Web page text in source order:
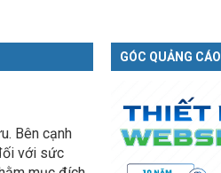
Bên cạnh
với sức
GÓC QUẢNG CÁO